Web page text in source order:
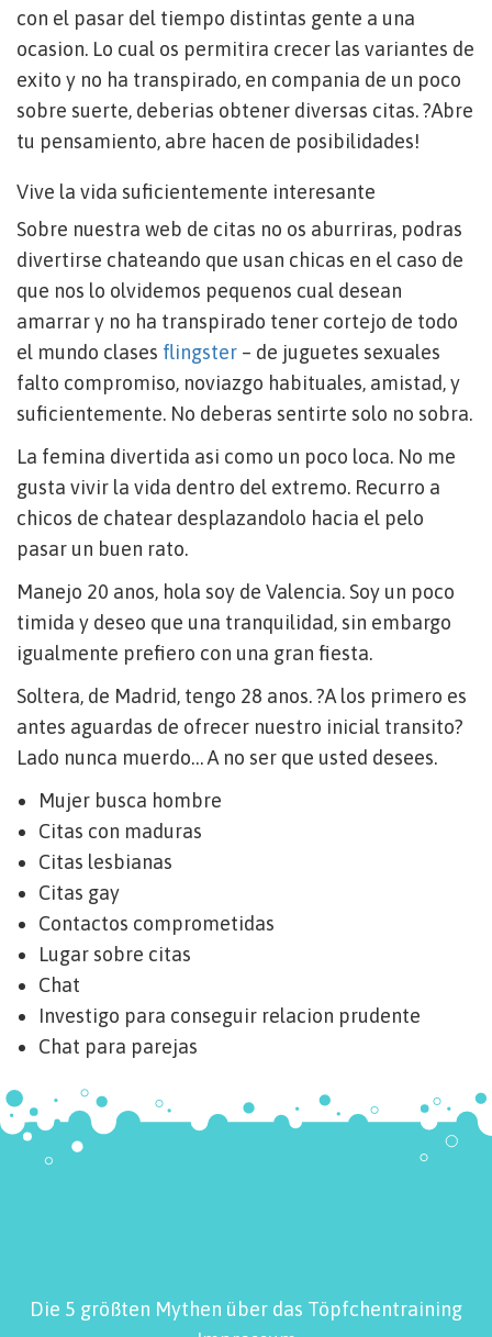
con el pasar del tiempo distintas gente a una
ocasion. Lo cual os permitira crecer las variantes de
exito y no ha transpirado, en compania de un poco
sobre suerte, deberias obtener diversas citas. ?Abre
tu pensamiento, abre hacen de posibilidades!
Vive la vida suficientemente interesante
Sobre nuestra web de citas no os aburriras, podras
divertirse chateando que usan chicas en el caso de
que nos lo olvidemos pequenos cual desean
amarrar y no ha transpirado tener cortejo de todo
el mundo clases flingster – de juguetes sexuales
falto compromiso, noviazgo habituales, amistad, y
suficientemente. No deberas sentirte solo no sobra.
La femina divertida asi­ como un poco loca. No me
gusta vivir la vida dentro del extremo. Recurro a
chicos de chatear desplazandolo hacia el pelo
pasar un buen rato.
Manejo 20 anos, hola soy de Valencia. Soy un poco
timida y deseo que una tranquilidad, sin embargo
igualmente prefiero con una gran fiesta.
Soltera, de Madrid, tengo 28 anos. ?A los primero es
antes aguardas de ofrecer nuestro inicial transito?
Lado nunca muerdo… A no ser que usted desees.
Mujer busca hombre
Citas con maduras
Citas lesbianas
Citas gay
Contactos comprometidas
Lugar sobre citas
Chat
Investigo para conseguir relacion prudente
Chat para parejas
Die 5 größten Mythen über das Töpfchentraining